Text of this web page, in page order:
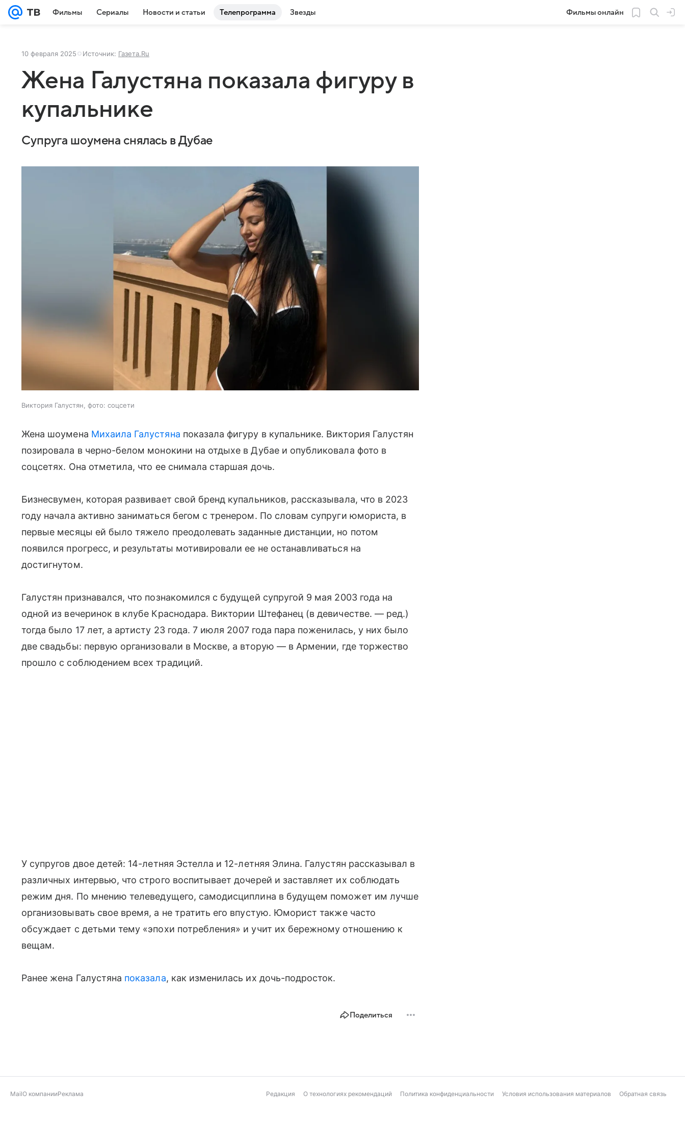
Фильмы Сериалы Новости и статьи Телепрограмма Звезды Фильмы онлайн
10 февраля 2025 Источник: Газета.Ru
Жена Галустяна показала фигуру в
купальнике
Супруга шоумена снялась в Дубае
Виктория Галустян, фото: соцсети
Жена шоумена Михаила Галустяна показала фигуру в купальнике. Виктория Галустян
позировала в черно-белом монокини на отдыхе в Дубае и опубликовала фото в
соцсетях. Она отметила, что ее снимала старшая дочь.
Бизнесвумен, которая развивает свой бренд купальников, рассказывала, что в 2023
году начала активно заниматься бегом с тренером. По словам супруги юмориста, в
первые месяцы ей было тяжело преодолевать заданные дистанции, но потом
появился прогресс, и результаты мотивировали ее не останавливаться на
достигнутом.
Галустян признавался, что познакомился с будущей супругой 9 мая 2003 года на
одной из вечеринок в клубе Краснодара. Виктории Штефанец (в девичестве. — ред.)
тогда было 17 лет, а артисту 23 года. 7 июля 2007 года пара поженилась, у них было
две свадьбы: первую организовали в Москве, а вторую — в Армении, где торжество
прошло с соблюдением всех традиций.
У супругов двое детей: 14-летняя Эстелла и 12-летняя Элина. Галустян рассказывал в
различных интервью, что строго воспитывает дочерей и заставляет их соблюдать
режим дня. По мнению телеведущего, самодисциплина в будущем поможет им лучше
организовывать свое время, а не тратить его впустую. Юморист также часто
обсуждает с детьми тему «эпохи потребления» и учит их бережному отношению к
вещам.
Ранее жена Галустяна показала, как изменилась их дочь-подросток.
Поделиться
MailО компанииРеклама Редакция О технологиях рекомендаций Политика конфиденциальности Условия использования материалов Обратная связь